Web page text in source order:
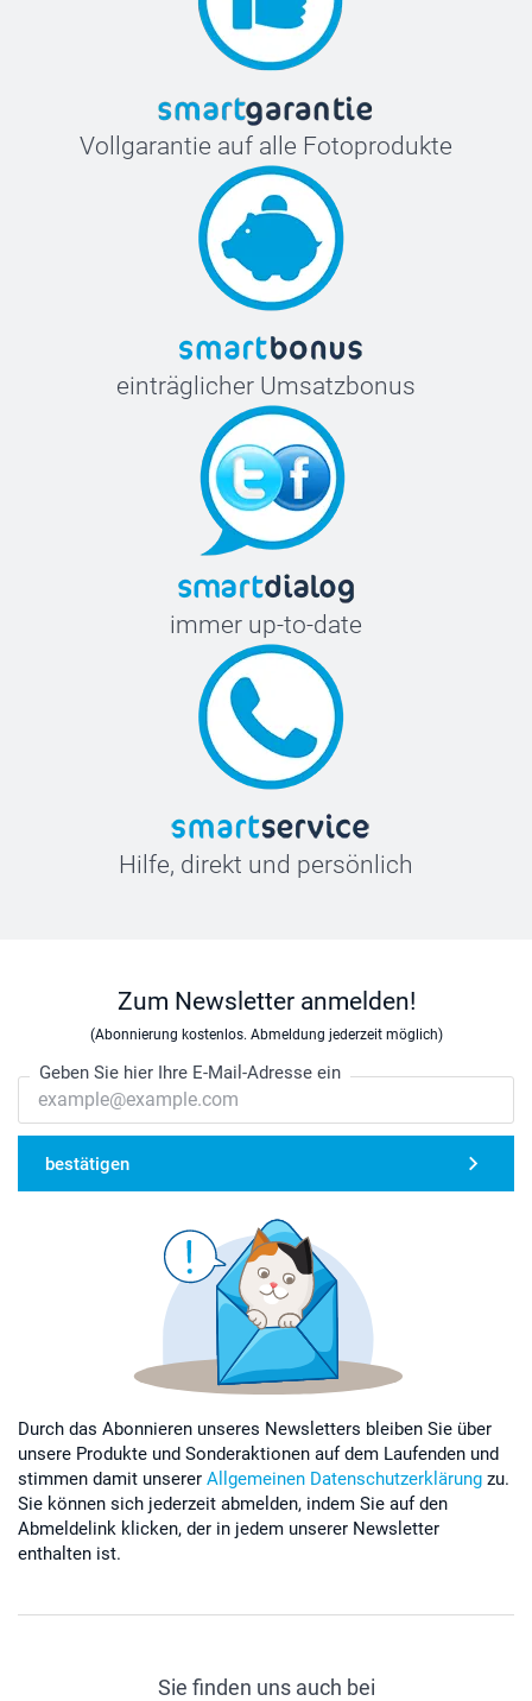
Vollgarantie auf alle Fotoprodukte
einträglicher Umsatzbonus
immer up-to-date
Hilfe, direkt und persönlich
Zum Newsletter anmelden!
(Abonnierung kostenlos. Abmeldung jederzeit möglich)
Geben Sie hier Ihre E-Mail-Adresse ein
bestätigen
Durch das Abonnieren unseres Newsletters bleiben Sie über
unsere Produkte und Sonderaktionen auf dem Laufenden und
stimmen damit unserer Allgemeinen Datenschutzerklärung zu.
Sie können sich jederzeit abmelden, indem Sie auf den
Abmeldelink klicken, der in jedem unserer Newsletter
enthalten ist.
Sie finden uns auch bei